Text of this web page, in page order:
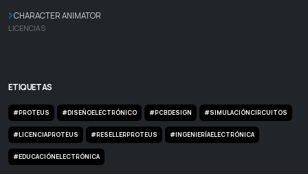
CHARACTER ANIMATOR
LICENCIAS
ETIQUETAS
#PROTEUS #DISEÑOELECTRÓNICO #PCBDESIGN #SIMULACIÓNCIRCUITOS
#LICENCIAPROTEUS #RESELLERPROTEUS #INGENIERÍAELECTRÓNICA
#EDUCACIÓNELECTRÓNICA